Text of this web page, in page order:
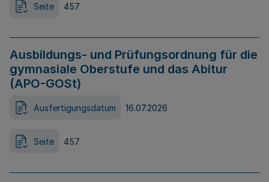
Seite 457
Ausbildungs- und Prüfungsordnung für die
gymnasiale Oberstufe und das Abitur
(APO-GOSt)
Ausfertigungsdatum 16.07.2026
Seite 457